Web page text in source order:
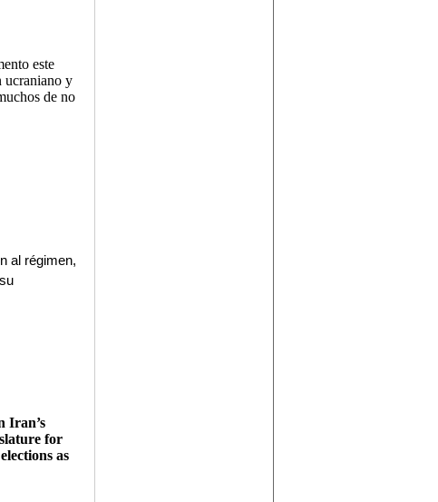
este
ucraniano y
de no
al régimen,
Iran’s
for
as